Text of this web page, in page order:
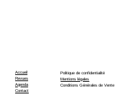
Politique de confidentialité
Mentions légales
Conditions Générales de Vente
Accueil
Revues
Agenda
Contact